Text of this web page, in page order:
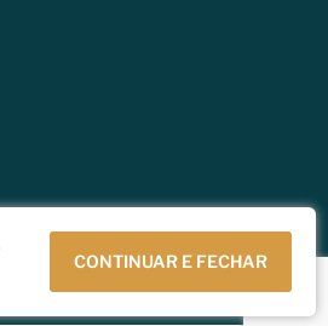
CONTINUAR E FECHAR